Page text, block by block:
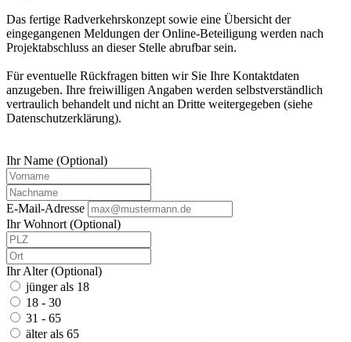
Das fertige Radverkehrskonzept sowie eine Übersicht der
eingegangenen Meldungen der Online-Beteiligung werden nach
Projektabschluss an dieser Stelle abrufbar sein.
Für eventuelle Rückfragen bitten wir Sie Ihre Kontaktdaten
anzugeben. Ihre freiwilligen Angaben werden selbstverständlich
vertraulich behandelt und nicht an Dritte weitergegeben (siehe
Datenschutzerklärung).
Ihr Name (Optional)
E-Mail-Adresse
Ihr Wohnort (Optional)
Ihr Alter (Optional)
jünger als 18
18 - 30
31 - 65
älter als 65